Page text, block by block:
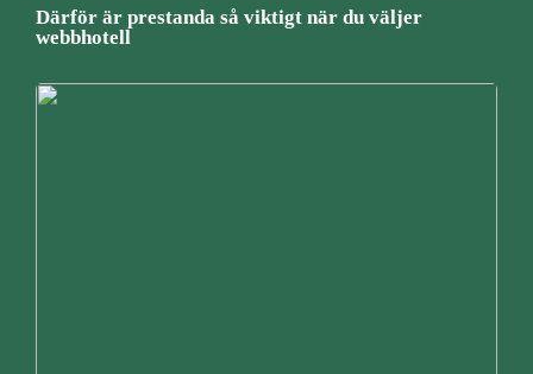
Därför är prestanda så viktigt när du väljer
webbhotell